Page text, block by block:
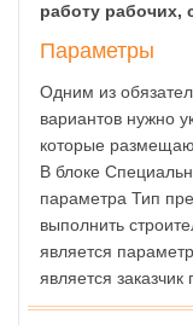
работу рабочих,
Параметры
Одним из
вариантов нужно
которые
В блоке
параметра Тип
выполнить
является
является